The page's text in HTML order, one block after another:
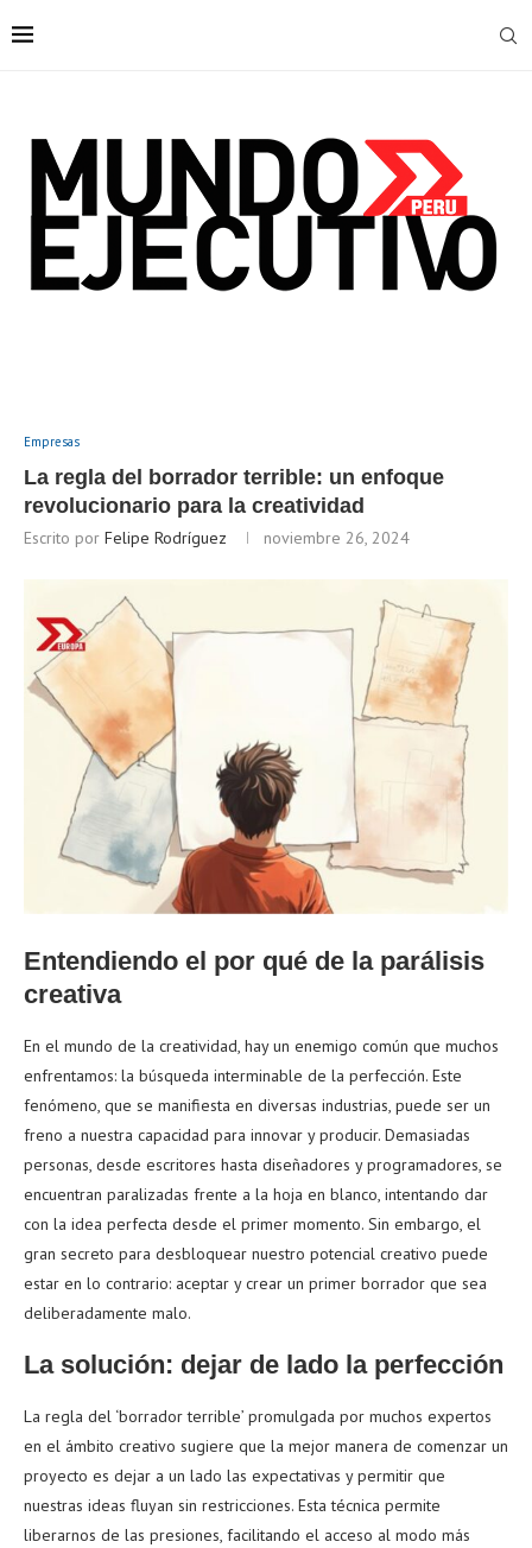
Empresas
La regla del borrador terrible: un enfoque
revolucionario para la creatividad
Escrito por Felipe Rodríguez noviembre 26, 2024
Entendiendo el por qué de la parálisis
creativa
En el mundo de la creatividad, hay un enemigo común que muchos
enfrentamos: la búsqueda interminable de la perfección. Este
fenómeno, que se manifiesta en diversas industrias, puede ser un
freno a nuestra capacidad para innovar y producir. Demasiadas
personas, desde escritores hasta diseñadores y programadores, se
encuentran paralizadas frente a la hoja en blanco, intentando dar
con la idea perfecta desde el primer momento. Sin embargo, el
gran secreto para desbloquear nuestro potencial creativo puede
estar en lo contrario: aceptar y crear un primer borrador que sea
deliberadamente malo.
La solución: dejar de lado la perfección
La regla del ‘borrador terrible’ promulgada por muchos expertos
en el ámbito creativo sugiere que la mejor manera de comenzar un
proyecto es dejar a un lado las expectativas y permitir que
nuestras ideas fluyan sin restricciones. Esta técnica permite
liberarnos de las presiones, facilitando el acceso al modo más